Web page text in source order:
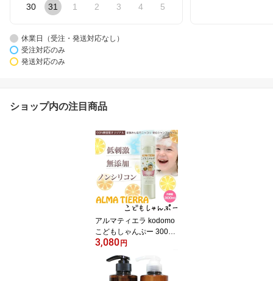
30 31 1 2 3 4 5
休業日（受注・発送対応なし）
受注対応のみ
発送対応のみ
ショップ内の注目商品
アルマティエラ kodomo
こどもしゃんぷー 300ml
全身洗えるシャンプー／
低刺激／ノンシリコンシ
ャンプーアトピーの人に
も使えるシャンプー／目
3,080 円